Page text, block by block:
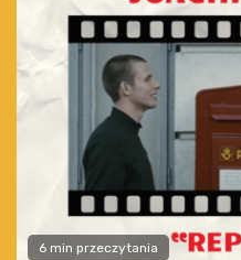
6 min przeczytania